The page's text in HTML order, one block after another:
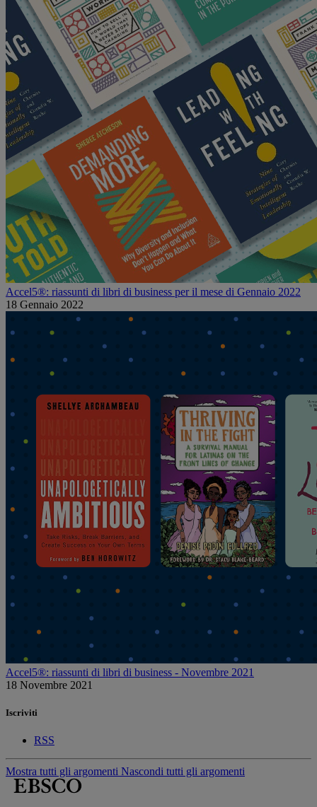
Accel5®: riassunti di libri di business per il mese di Gennaio 2022
18 Gennaio 2022
Accel5®: riassunti di libri di business - Novembre 2021
18 Novembre 2021
Iscriviti
RSS
Mostra tutti gli argomenti Nascondi tutti gli argomenti